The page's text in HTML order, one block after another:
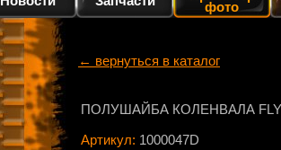
фото
← вернуться в каталог
ПОЛУШАЙБА КОЛЕНВАЛА
Артикул: 1000047D